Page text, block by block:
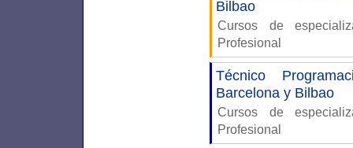
Bilbao
Cursos de
Profesional
Técnico
Barcelona y Bilbao
Cursos de
Profesional